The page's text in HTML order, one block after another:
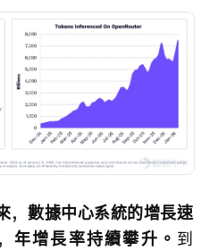
，數據中心系統的增長速
年增長率持續攀升。 到